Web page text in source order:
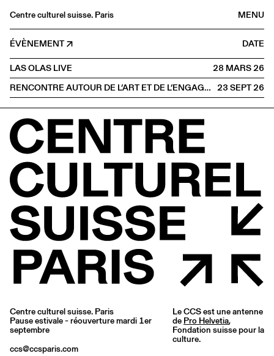
MENU
Centre culturel suisse. Paris
Agenda
Librairie
Buvette
Archives
Médiathèque
Éditions
Informations
FR
EN
PAROLE Musique
ÉVÈNEMENT
DATE
LAS OLAS LIVE
28 MARS2026
RENCONTRE AUTOUR DE L’ART ET DE L’ENGAGEMENT FÉMINISTE 23 SEPT2026
Centre culturel suisse. Paris
Pause estivale - réouverture mardi 1er
septembre
ccs@ccsparis.com
Le CCS est une antenne
de Pro Helvetia,
Fondation suisse pour la
culture.